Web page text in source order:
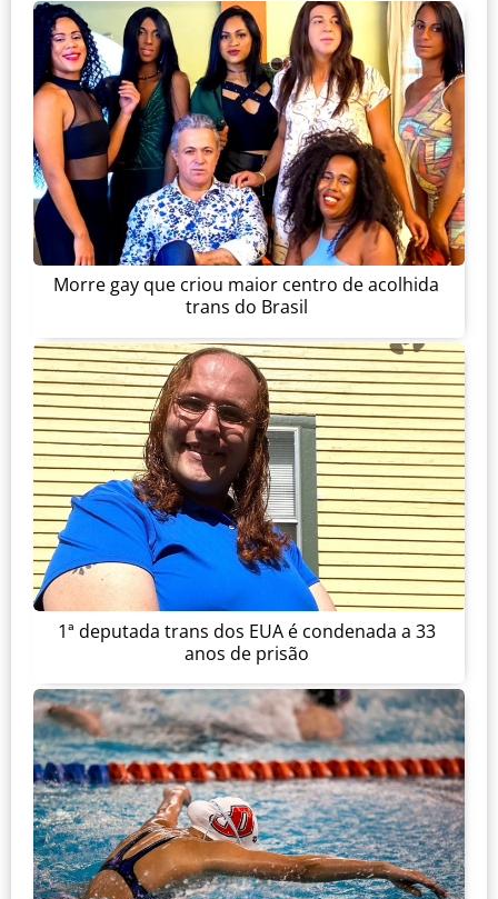
Morre gay que criou maior centro de acolhida
trans do Brasil
1ª deputada trans dos EUA é condenada a 33
anos de prisão